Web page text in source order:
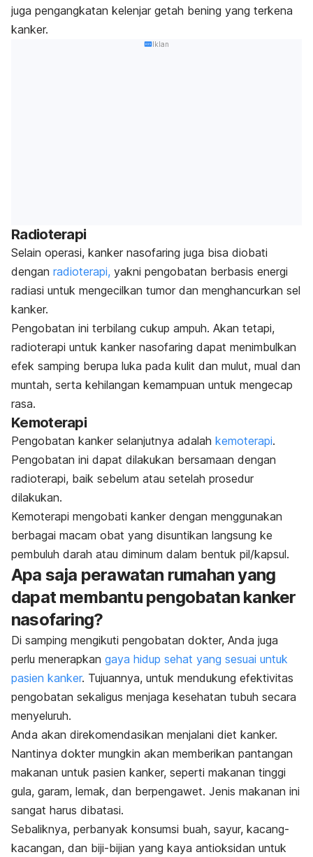
juga pengangkatan kelenjar getah bening yang terkena
kanker.
Iklan
Radioterapi
Selain operasi, kanker nasofaring juga bisa diobati
dengan radioterapi, yakni pengobatan berbasis energi
radiasi untuk mengecilkan tumor dan menghancurkan sel
kanker.
Pengobatan ini terbilang cukup ampuh. Akan tetapi,
radioterapi untuk kanker nasofaring dapat menimbulkan
efek samping berupa luka pada kulit dan mulut, mual dan
muntah, serta kehilangan kemampuan untuk mengecap
rasa.
Kemoterapi
Pengobatan kanker selanjutnya adalah kemoterapi.
Pengobatan ini dapat dilakukan bersamaan dengan
radioterapi, baik sebelum atau setelah prosedur
dilakukan.
Kemoterapi mengobati kanker dengan menggunakan
berbagai macam obat yang disuntikan langsung ke
pembuluh darah atau diminum dalam bentuk pil/kapsul.
Apa saja perawatan rumahan yang
dapat membantu pengobatan kanker
nasofaring?
Di samping mengikuti pengobatan dokter, Anda juga
perlu menerapkan gaya hidup sehat yang sesuai untuk
pasien kanker. Tujuannya, untuk mendukung efektivitas
pengobatan sekaligus menjaga kesehatan tubuh secara
menyeluruh.
Anda akan direkomendasikan menjalani diet kanker.
Nantinya dokter mungkin akan memberikan pantangan
makanan untuk pasien kanker, seperti makanan tinggi
gula, garam, lemak, dan berpengawet. Jenis makanan ini
sangat harus dibatasi.
Sebaliknya, perbanyak konsumsi buah, sayur, kacang-
kacangan, dan biji-bijian yang kaya antioksidan untuk